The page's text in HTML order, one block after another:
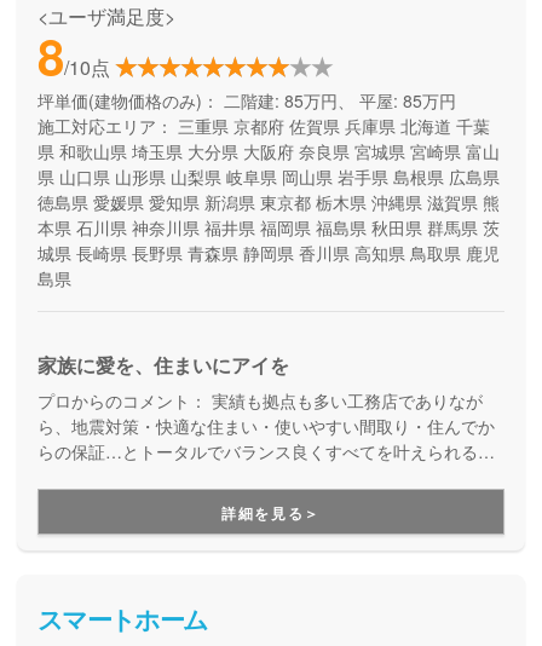
<ユーザ満足度>
8/10点
坪単価(建物価格のみ)： 二階建: 85万円、 平屋: 85万円
施工対応エリア： 三重県 京都府 佐賀県 兵庫県 北海道 千葉
県 和歌山県 埼玉県 大分県 大阪府 奈良県 宮城県 宮崎県 富山
県 山口県 山形県 山梨県 岐阜県 岡山県 岩手県 島根県 広島県
徳島県 愛媛県 愛知県 新潟県 東京都 栃木県 沖縄県 滋賀県 熊
本県 石川県 神奈川県 福井県 福岡県 福島県 秋田県 群馬県 茨
城県 長崎県 長野県 青森県 静岡県 香川県 高知県 鳥取県 鹿児
島県
家族に愛を、住まいにアイを
プロからのコメント： 実績も拠点も多い工務店でありなが
ら、地震対策・快適な住まい・使いやすい間取り・住んでか
らの保証…とトータルでバランス良くすべてを叶えられる家
用できる間取り提案も得意なので、末長く安心して暮らせる
住まいをお求めの方、安心できるプロにまるっとお任せした
い方にもお勧めしています。
詳細を見る＞
スマートホーム